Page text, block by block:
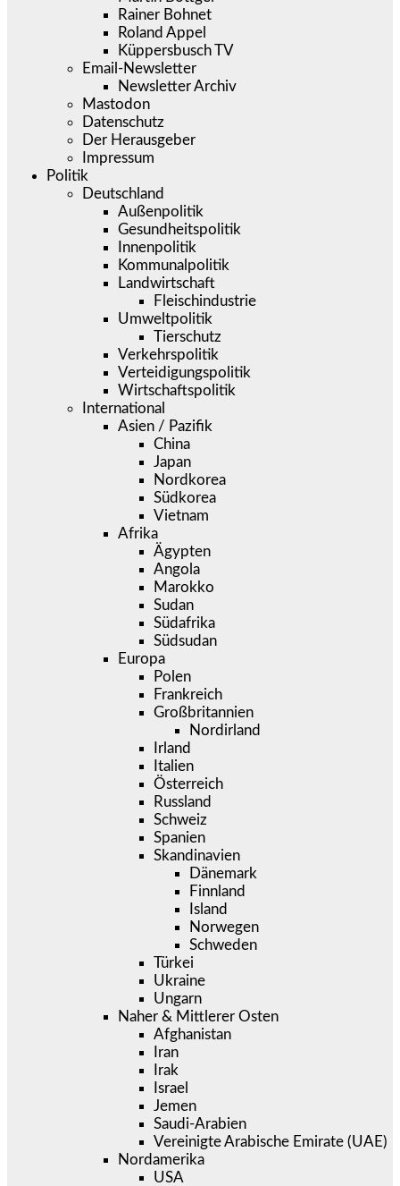
Rainer Bohnet
Roland Appel
Küppersbusch TV
Email-Newsletter
Newsletter Archiv
Mastodon
Datenschutz
Der Herausgeber
Impressum
Politik
Deutschland
Außenpolitik
Gesundheitspolitik
Innenpolitik
Kommunalpolitik
Landwirtschaft
Fleischindustrie
Umweltpolitik
Tierschutz
Verkehrspolitik
Verteidigungspolitik
Wirtschaftspolitik
International
Asien / Pazifik
China
Japan
Nordkorea
Südkorea
Vietnam
Afrika
Ägypten
Angola
Marokko
Sudan
Südafrika
Südsudan
Europa
Polen
Frankreich
Großbritannien
Nordirland
Irland
Italien
Österreich
Russland
Schweiz
Spanien
Skandinavien
Dänemark
Finnland
Island
Norwegen
Schweden
Türkei
Ukraine
Ungarn
Naher & Mittlerer Osten
Afghanistan
Iran
Irak
Israel
Jemen
Saudi-Arabien
Vereinigte Arabische Emirate (UAE)
Nordamerika
USA